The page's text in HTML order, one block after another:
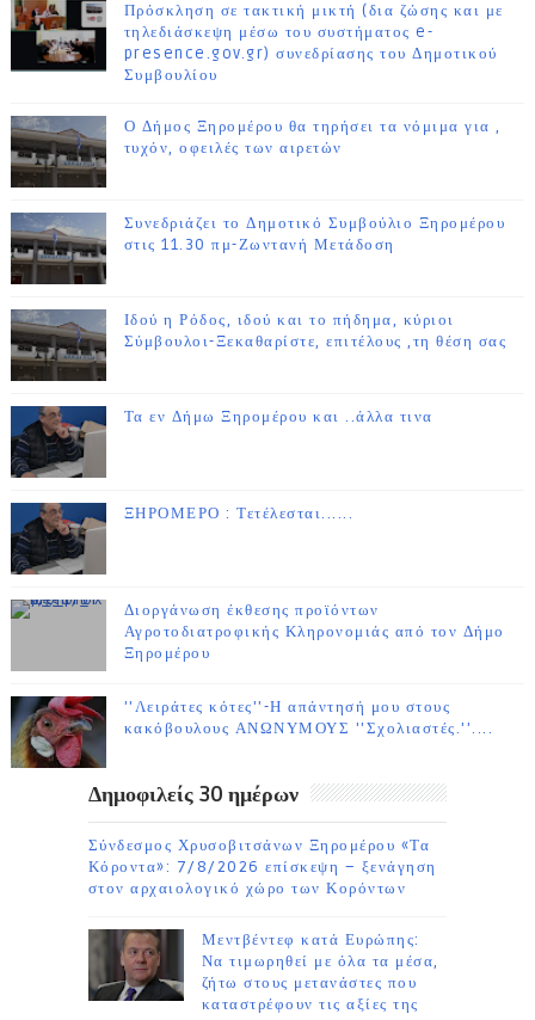
Πρόσκληση σε τακτική μικτή (δια ζώσης και με
τηλεδιάσκεψη μέσω του συστήματος e-
presence.gov.gr) συνεδρίασης του Δημοτικού
Συμβουλίου
Ο Δήμος Ξηρομέρου θα τηρήσει τα νόμιμα για ,
τυχόν, οφειλές των αιρετών
Συνεδριάζει το Δημοτικό Συμβούλιο Ξηρομέρου
στις 11.30 πμ-Ζωντανή Μετάδοση
Ιδού η Ρόδος, ιδού και το πήδημα, κύριοι
Σύμβουλοι-Ξεκαθαρίστε, επιτέλους ,τη θέση σας
Τα εν Δήμω Ξηρομέρου και ..άλλα τινα
ΞΗΡΟΜΕΡΟ : Τετέλεσται......
Διοργάνωση έκθεσης προϊόντων
Αγροτοδιατροφικής Κληρονομιάς από τον Δήμο
Ξηρομέρου
''Λειράτες κότες''-Η απάντησή μου στους
κακόβουλους ΑΝΩΝΥΜΟΥΣ ''Σχολιαστές.''....
Δημοφιλείς 30 ημέρων
Σύνδεσμος Χρυσοβιτσάνων Ξηρομέρου «Τα
Κόροντα»: 7/8/2026 επίσκεψη – ξενάγηση
στον αρχαιολογικό χώρο των Κορόντων
Μεντβέντεφ κατά Ευρώπης:
Να τιμωρηθεί με όλα τα μέσα,
ζήτω στους μετανάστες που
καταστρέφουν τις αξίες της